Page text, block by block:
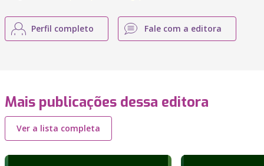
Perfil completo Fale com a editora
Mais publicações dessa editora
Ver a lista completa